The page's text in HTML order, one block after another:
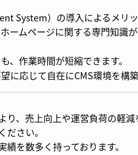
System）の導入によるメリ
ームページに関する専門知識
、作業時間が短縮できます。
に応じて自在にCMS環境を構築
り、売上向上や運営負荷の軽
さい。
を数多く持っております。